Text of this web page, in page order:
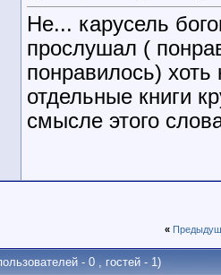
Не... карусель
прослушал (
понравилось)
отдельные книги
смысле этого
«
- 0 , гостей - 1)